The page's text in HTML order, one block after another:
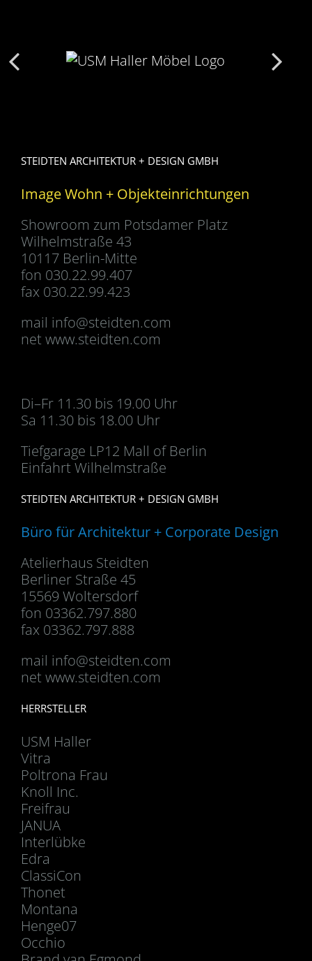
STEIDTEN ARCHITEKTUR + DESIGN GMBH
Image Wohn + Objekteinrichtungen
Showroom zum Potsdamer Platz
Wilhelmstraße 43
10117 Berlin-Mitte
fon 030.22.99.407
fax 030.22.99.423
mail info@steidten.com
net www.steidten.com
Di–Fr 11.30 bis 19.00 Uhr
Sa 11.30 bis 18.00 Uhr
Tiefgarage LP12 Mall of Berlin
Einfahrt Wilhelmstraße
STEIDTEN ARCHITEKTUR + DESIGN GMBH
Büro für Architektur + Corporate Design
Atelierhaus Steidten
Berliner Straße 45
15569 Woltersdorf
fon 03362.797.880
fax 03362.797.888
mail info@steidten.com
net www.steidten.com
HERRSTELLER
USM Haller
Vitra
Poltrona Frau
Knoll Inc.
Freifrau
JANUA
Interlübke
Edra
ClassiCon
Thonet
Montana
Henge07
Occhio